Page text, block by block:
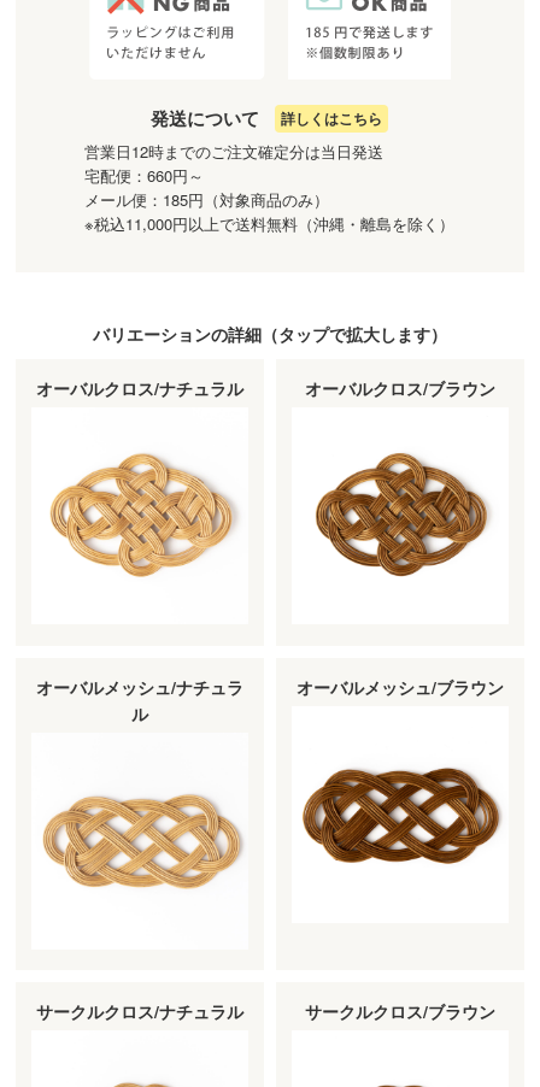
発送について 詳しくはこちら
営業日12時までのご注文確定分は当日発送
宅配便：660円～
メール便：185円（対象商品のみ）
※税込11,000円以上で送料無料（沖縄・離島を除く）
バリエーションの詳細（タップで拡大します）
オーバルクロス/ナチュラル オーバルクロス/ブラウン
オーバルメッシュ/ナチュラ
ル
オーバルメッシュ/ブラウン
サークルクロス/ナチュラル サークルクロス/ブラウン